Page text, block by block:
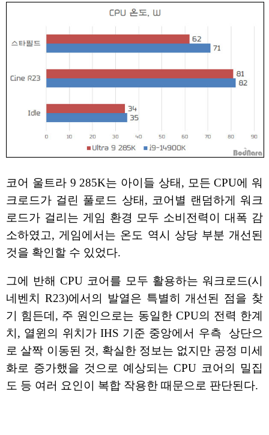
코어 울트라 9 285K는 아이들 상태, 모든 CPU에 워
크로드가 걸린 풀로드 상태, 코어별 랜덤하게 워크
로드가 걸리는 게임 환경 모두 소비전력이 대폭 감
소하였고, 게임에서는 온도 역시 상당 부분 개선된
것을 확인할 수 있었다.
그에 반해 CPU 코어를 모두 활용하는 워크로드(시
네벤치 R23)에서의 발열은 특별히 개선된 점을 찾
기 힘든데, 주 원인으로는 동일한 CPU의 전력 한계
치, 열윈의 위치가 IHS 기준 중앙에서 우측 상단으
로 살짝 이동된 것, 확실한 정보는 없지만 공정 미세
화로 증가했을 것으로 예상되는 CPU 코어의 밀집
도 등 여러 요인이 복합 작용한 때문으로 판단된다.